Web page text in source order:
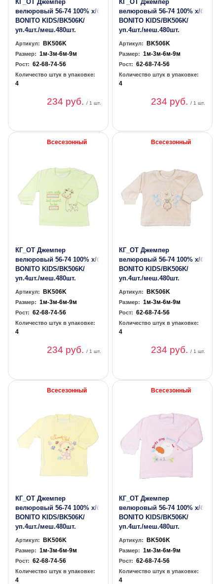
КГ_ОТ Джемпер
велюровый 56-74 100% х/б
BONITO KIDS/BK506K/
уп.4шт./меш.480шт.
Артикул: BK506K
Размер: 1м-3м-6м-9м
Рост: 62-68-74-56
Количество штук в упаковке:
4
234 руб./ 1 шт.
КГ_ОТ Джемпер
велюровый 56-74 100% х/б
BONITO KIDS/BK506K/
уп.4шт./меш.480шт.
Артикул: BK506K
Размер: 1м-3м-6м-9м
Рост: 62-68-74-56
Количество штук в упаковке:
4
234 руб./ 1 шт.
Всесезонный
КГ_ОТ Джемпер
велюровый 56-74 100% х/б
BONITO KIDS/BK506K/
уп.4шт./меш.480шт.
Артикул: BK506K
Размер: 1м-3м-6м-9м
Рост: 62-68-74-56
Количество штук в упаковке:
4
234 руб./ 1 шт.
Всесезонный
КГ_ОТ Джемпер
велюровый 56-74 100% х/б
BONITO KIDS/BK506K/
уп.4шт./меш.480шт.
Артикул: BK506K
Размер: 1м-3м-6м-9м
Рост: 62-68-74-56
Количество штук в упаковке:
4
234 руб./ 1 шт.
Всесезонный
КГ_ОТ Джемпер
велюровый 56-74 100% х/б
BONITO KIDS/BK506K/
уп.4шт./меш.480шт.
Артикул: BK506K
Размер: 1м-3м-6м-9м
Рост: 62-68-74-56
Количество штук в упаковке:
4
Всесезонный
КГ_ОТ Джемпер
велюровый 56-74 100% х/б
BONITO KIDS/BK506K/
уп.4шт./меш.480шт.
Артикул: BK506K
Размер: 1м-3м-6м-9м
Рост: 62-68-74-56
Количество штук в упаковке:
4